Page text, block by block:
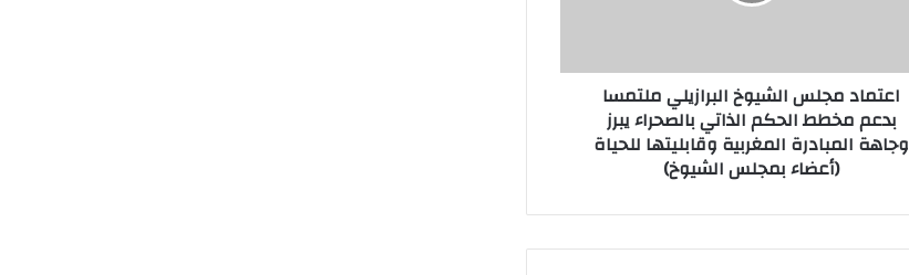
اعتماد مجلس الشيوخ البرازيلي ملتمسا
بدعم مخطط الحكم الذاتي بالصحراء يبرز
وجاهة المبادرة المغربية وقابليتها للحياة
(أعضاء بمجلس الشيوخ)